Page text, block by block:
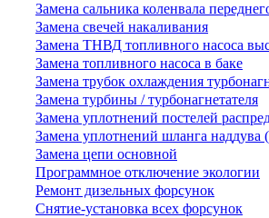
Замена сальника коленвала
Замена свечей накаливания
Замена ТНВД топливного насоса
Замена топливного насоса в баке
Замена трубок охлаждения
Замена турбины / турбонагнетателя
Замена уплотнений постелей
Замена уплотнений шланга наддува
Замена цепи основной
Программное отключение экологии
Ремонт дизельных форсунок
Снятие-установка всех форсунок